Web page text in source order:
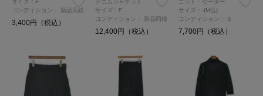
サイズ：F
コンディション：
新品同様
3,400円（税込）
デニムジャケット
サイズ：F
コンディション：
新品同様
12,400円（税込）
ニット・セーター
サイズ：-(M位)
コンディション：
B
7,700円（税込）